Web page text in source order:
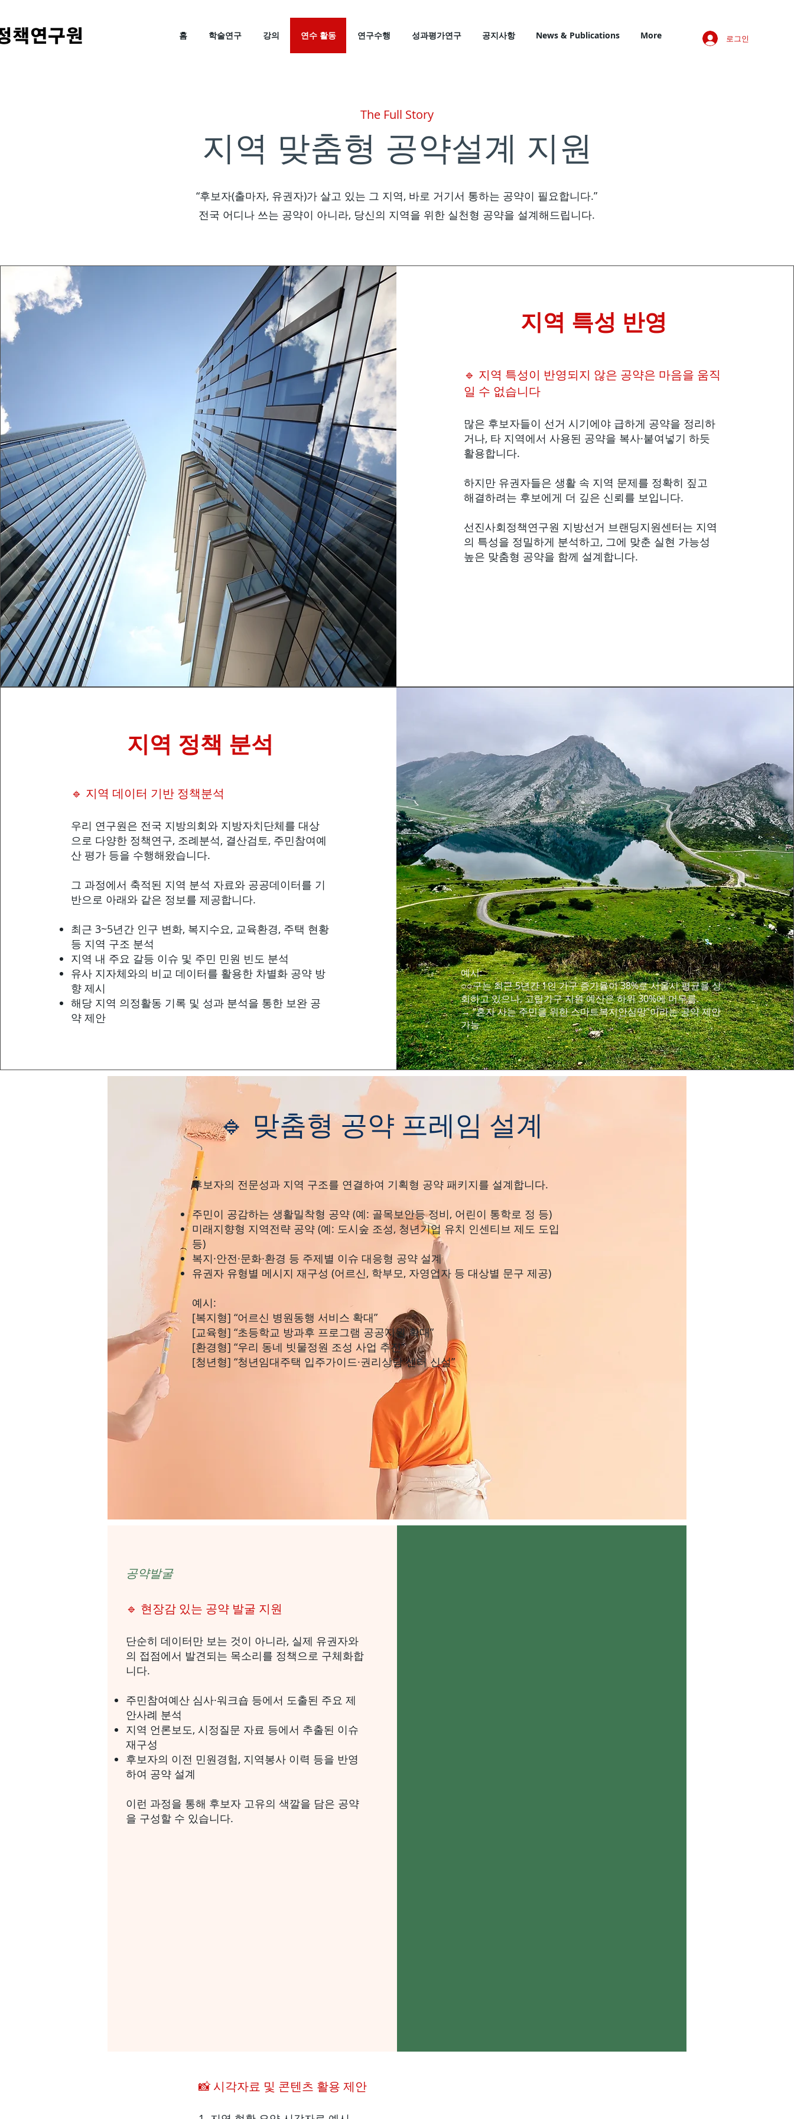
홈 학술연구 강의 연수 활동 연구수행 성과평가연구 공지사항 News & Publications More 로그인
The Full Story
지역 맞춤형 공약설계 지원
“후보자(출마자, 유권자)가 살고 있는 그 지역, 바로 거기서 통하는 공약이 필요합니다.”
전국 어디나 쓰는 공약이 아니라, 당신의 지역을 위한 실천형 공약을 설계해드립니다.
지역 특성 반영
🔹 지역 특성이 반영되지 않은 공약은 마음을 움직
일 수 없습니다
많은 후보자들이 선거 시기에야 급하게 공약을 정리하
거나, 타 지역에서 사용된 공약을 복사·붙여넣기 하듯
활용합니다.
하지만 유권자들은 생활 속 지역 문제를 정확히 짚고
해결하려는 후보에게 더 깊은 신뢰를 보입니다.
선진사회정책연구원 지방선거 브랜딩지원센터는 지역
의 특성을 정밀하게 분석하고, 그에 맞춘 실현 가능성
높은 맞춤형 공약을 함께 설계합니다.
지역 정책 분석
🔹 지역 데이터 기반 정책분석
우리 연구원은 전국 지방의회와 지방자치단체를 대상
으로 다양한 정책연구, 조례분석, 결산검토, 주민참여예
산 평가 등을 수행해왔습니다.
그 과정에서 축적된 지역 분석 자료와 공공데이터를 기
반으로 아래와 같은 정보를 제공합니다.
최근 3~5년간 인구 변화, 복지수요, 교육환경, 주택 현황
등 지역 구조 분석
지역 내 주요 갈등 이슈 및 주민 민원 빈도 분석
유사 지자체와의 비교 데이터를 활용한 차별화 공약 방
향 제시
해당 지역 의정활동 기록 및 성과 분석을 통한 보완 공
약 제안
예시:
○○구는 최근 5년간 1인 가구 증가율이 38%로 서울시 평균을 상
회하고 있으나, 고립가구 지원 예산은 하위 30%에 머무름.
→ “혼자 사는 주민을 위한 스마트복지안심망”이라는 공약 제안
가능
🔹 맞춤형 공약 프레임 설계
후보자의 전문성과 지역 구조를 연결하여 기획형 공약 패키지를 설계합니다.
주민이 공감하는 생활밀착형 공약 (예: 골목보안등 정비, 어린이 통학로 정 등)
미래지향형 지역전략 공약 (예: 도시숲 조성, 청년기업 유치 인센티브 제도 도입
등)
복지·안전·문화·환경 등 주제별 이슈 대응형 공약 설계
유권자 유형별 메시지 재구성 (어르신, 학부모, 자영업자 등 대상별 문구 제공)
예시:
[복지형] “어르신 병원동행 서비스 확대”
[교육형] “초등학교 방과후 프로그램 공공지원 확대”
[환경형] “우리 동네 빗물정원 조성 사업 추진”
[청년형] “청년임대주택 입주가이드·권리상담 센터 신설”
공약발굴
🔹 현장감 있는 공약 발굴 지원
단순히 데이터만 보는 것이 아니라, 실제 유권자와
의 접점에서 발견되는 목소리를 정책으로 구체화합
니다.
주민참여예산 심사·워크숍 등에서 도출된 주요 제
안사례 분석
지역 언론보도, 시정질문 자료 등에서 추출된 이슈
재구성
후보자의 이전 민원경험, 지역봉사 이력 등을 반영
하여 공약 설계
이런 과정을 통해 후보자 고유의 색깔을 담은 공약
을 구성할 수 있습니다.
📸 시각자료 및 콘텐츠 활용 제안